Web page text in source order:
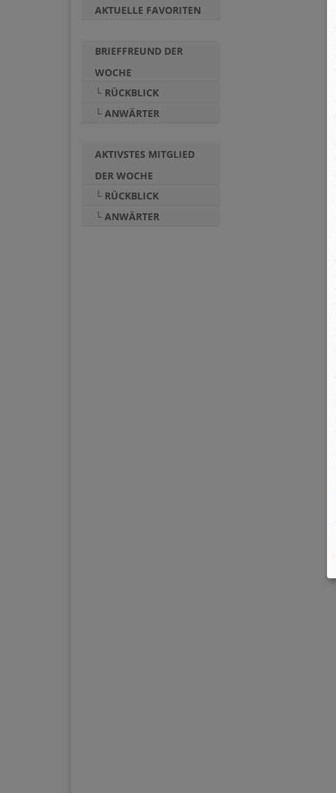
AKTUELLE FAVORITEN
BRIEFFREUND DER
WOCHE
└ RÜCKBLICK
└ ANWÄRTER
AKTIVSTES MITGLIED
DER WOCHE
└ RÜCKBLICK
└ ANWÄRTER